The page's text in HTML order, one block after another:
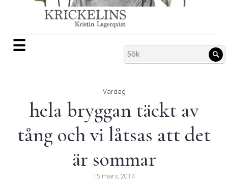
☰
Search
for:
Vardag
hela bryggan täckt av
tång och vi låtsas att det
är sommar
16 mars, 2014